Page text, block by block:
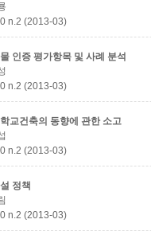
n.2 (2013-03)
인증 평가항목 및 사례 분석
n.2 (2013-03)
교건축의 동향에 관한 소고
n.2 (2013-03)
정책
n.2 (2013-03)